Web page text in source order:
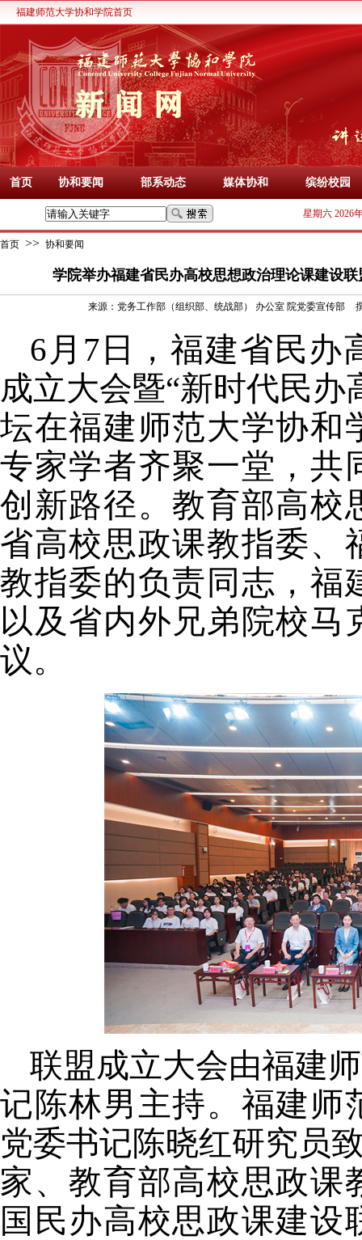
福建师范大学协和学院首页
首页 协和要闻 部系动态 媒体协和 缤纷校园
星期六 2026
首页 >> 协和要闻
学院举办福建省民办高校思想政治理论课建设
来源： 党务工作部（组织部、统战部） 办公室 院党委宣传部
6月7日，福建省民办
成立大会暨“新时代民
坛在福建师范大学协和
专家学者齐聚一堂，共
创新路径。教育部高校
省高校思政课教指委、
教指委的负责同志，福
以及省内外兄弟院校马
议。
联盟成立大会由福建
记陈林男主持。福建师
党委书记陈晓红研究员
家、教育部高校思政课
国民办高校思政课建设